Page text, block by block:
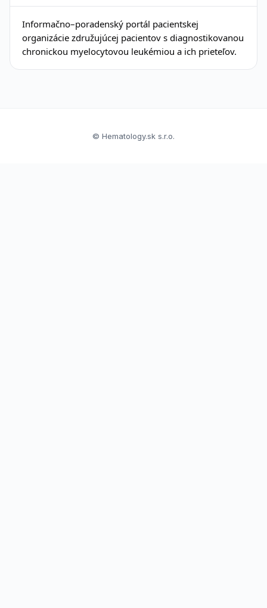
Informačno–poradenský portál pacientskej
organizácie združujúcej pacientov s diagnostikovanou
chronickou myelocytovou leukémiou a ich prieteľov.
© Hematology.sk s.r.o.